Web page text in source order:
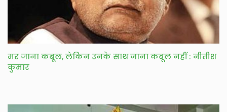
मर जाना कबूल, लेकिन उनके साथ जाना कबूल नहीं : नीतीश
कुमार